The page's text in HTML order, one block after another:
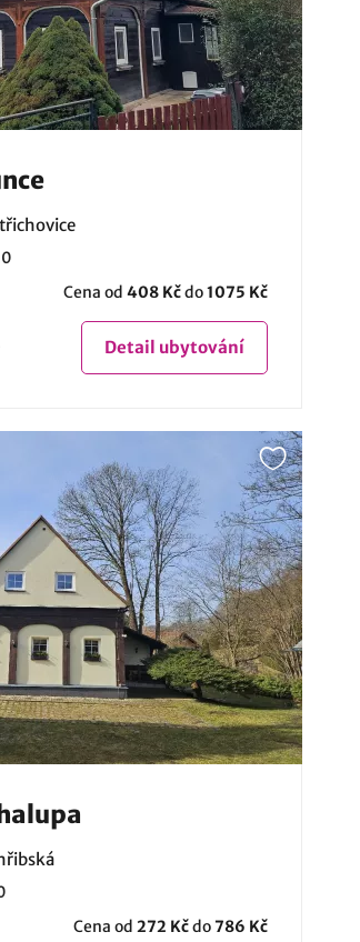
Cena od 408 Kčdo1075 Kč
Detail ubytování
Cena od 272 Kčdo786 Kč